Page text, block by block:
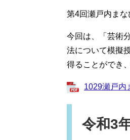
第4回瀬戸内まな
今回は、「芸術
法について模擬
得ることができ
1029瀬戸内
令和3